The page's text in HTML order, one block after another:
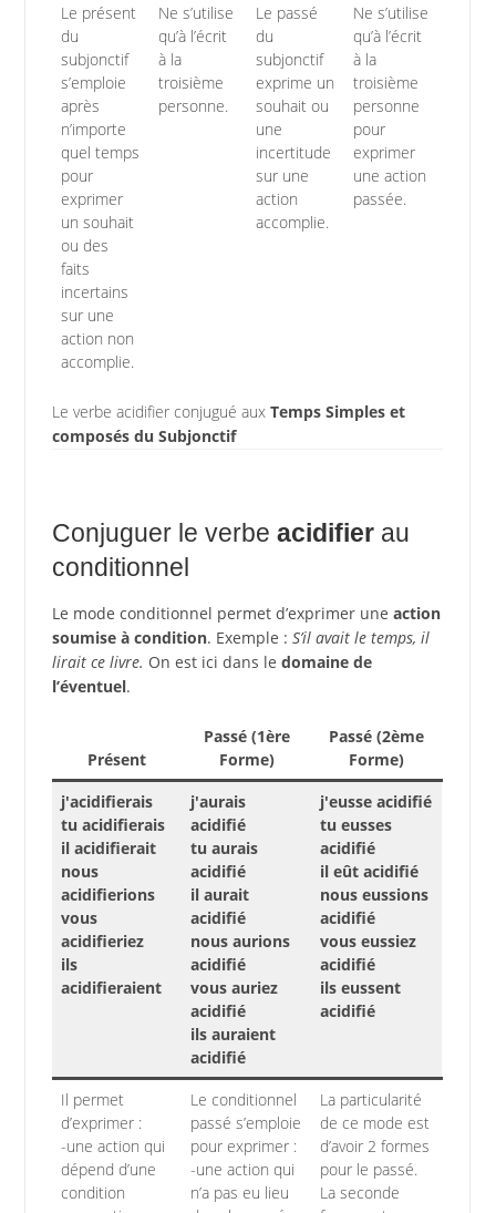
Le présent
du
subjonctif
s’emploie
après
n’importe
quel temps
pour
exprimer
un souhait
ou des
faits
incertains
sur une
action non
accomplie.
Ne s’utilise
qu’à l’écrit
à la
troisième
personne.
Le passé
du
subjonctif
exprime un
souhait ou
une
incertitude
sur une
action
accomplie.
Ne s’utilise
qu’à l’écrit
à la
troisième
personne
pour
exprimer
une action
passée.
Le verbe acidifier conjugué aux Temps Simples et
composés du Subjonctif
Conjuguer le verbe acidifierau
conditionnel
Le mode conditionnel permet d’exprimer une action
soumise à condition. Exemple : S’il avait le temps, il
lirait ce livre. On est ici dans le domaine de
l’éventuel.
Présent
Passé (1ère
Forme)
Passé (2ème
Forme)
j'acidifierais
tu acidifierais
il acidifierait
nous
acidifierions
vous
acidifieriez
ils
acidifieraient
j'aurais
acidifié
tu aurais
acidifié
il aurait
acidifié
nous aurions
acidifié
vous auriez
acidifié
ils auraient
acidifié
j'eusse acidifié
tu eusses
acidifié
il eût acidifié
nous eussions
acidifié
vous eussiez
acidifié
ils eussent
acidifié
Il permet
d’exprimer :
-une action qui
dépend d’une
condition
Le conditionnel
passé s’emploie
pour exprimer :
-une action qui
n’a pas eu lieu
La particularité
de ce mode est
d’avoir 2 formes
pour le passé.
La seconde